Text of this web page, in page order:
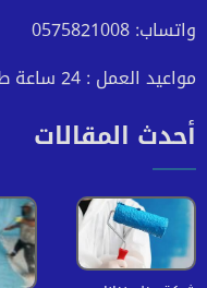
واتساب: 0575821008
مواعيد العمل : 24 ساعة طوال أيام الأسبوع
أحدث المقالات